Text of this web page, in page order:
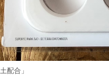
配合」